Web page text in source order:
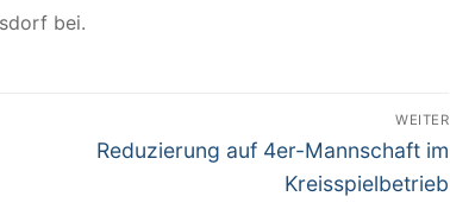
bei.
WEITER
Nächster
Reduzierung auf 4er-Mannschaft im
Kreisspielbetrieb